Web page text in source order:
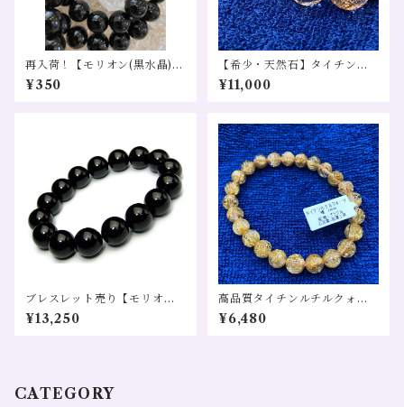
再入荷！【モリオン(黒水晶)】
直径8㎜ １粒 希少 天然
石
¥350
【希少・天然石】タイチンル
チルクォーツ SA 直径11㎜ 1
粒
¥11,000
ブレスレット売り【モリオン
(黒水晶)】直径10㎜ 魔除け 守
護
¥13,250
高品質タイチンルチルクォー
ツ Ⅷ 7,5mm １粒売り 希
少 天然石
¥6,480
CATEGORY